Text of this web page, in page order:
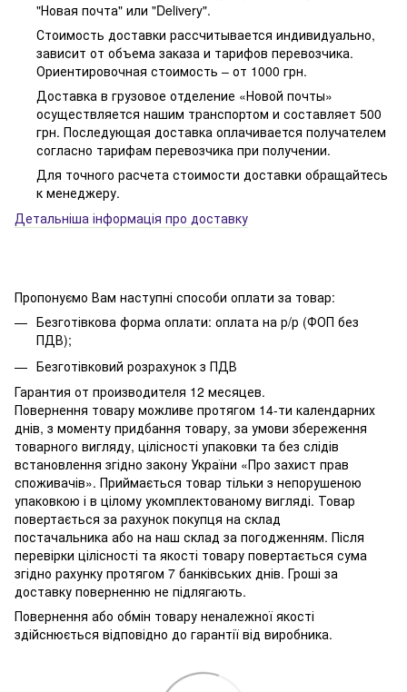
"Новая почта" или "Delivery".
Стоимость доставки рассчитывается индивидуально,
зависит от объема заказа и тарифов перевозчика.
Ориентировочная стоимость – от 1000 грн.
Доставка в грузовое отделение «Новой почты»
осуществляется нашим транспортом и составляет 500
грн. Последующая доставка оплачивается получателем
согласно тарифам перевозчика при получении.
Для точного расчета стоимости доставки обращайтесь
к менеджеру.
Детальніша інформація про доставку
Пропонуємо Вам наступні способи оплати за товар:
Безготівкова форма оплати: оплата на р/р (ФОП без
ПДВ);
Безготівковий розрахунок з ПДВ
Гарантия от производителя 12 месяцев.
Повернення товару можливе протягом 14-ти календарних
днів, з моменту придбання товару, за умови збереження
товарного вигляду, цілісності упаковки та без слідів
встановлення згідно закону України «Про захист прав
споживачів». Приймається товар тільки з непорушеною
упаковкою і в цілому укомплектованому вигляді. Товар
повертається за рахунок покупця на склад
постачальника або на наш склад за погодженням. Після
перевірки цілісності та якості товару повертається сума
згідно рахунку протягом 7 банківських днів. Гроші за
доставку поверненню не підлягають.
Повернення або обмін товару неналежної якості
здійснюється відповідно до гарантії від виробника.